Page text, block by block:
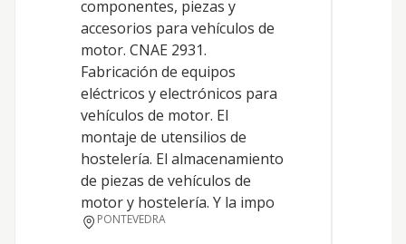
componentes, piezas y
accesorios para vehículos de
motor. CNAE 2931.
Fabricación de equipos
eléctricos y electrónicos para
vehículos de motor. El
montaje de utensilios de
hostelería. El almacenamiento
de piezas de vehículos de
motor y hostelería. Y la impo
PONTEVEDRA